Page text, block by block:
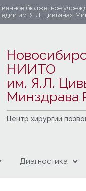
бюджетное
им. Я.Л. Цивьяна»
НИИТО
им. Я.Л.
Минздрава
Центр хирургии
Диагностика